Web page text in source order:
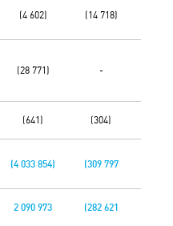
(4 602) (14 718)
(28 771) -
(641) (304)
(4 033 854) (309 797
2 090 973 (282 621